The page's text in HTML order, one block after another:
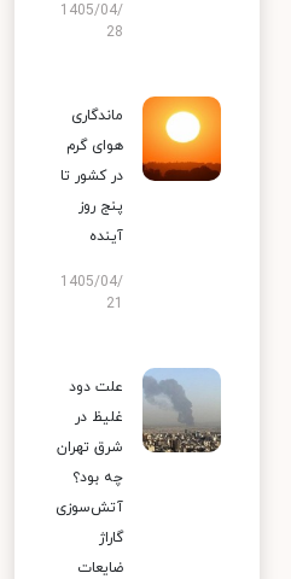
1405/04/
28
ماندگاری
هوای گرم
در کشور تا
پنج روز
آینده
1405/04/
علت دود
غلیظ در
شرق تهران
چه بود؟
آتش‌سوزی
گاراژ
ضایعات